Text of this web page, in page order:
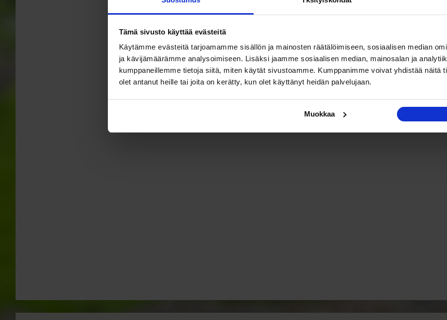
Tämä sivusto käyttää evästeitä
Käytämme evästeitä tarjoamamme sisällön ja mainosten räätälöimiseen, sosiaalisen median
ja kävijämäärämme analysoimiseen. Lisäksi jaamme sosiaalisen median, mainosalan ja
kumppaneillemme tietoja siitä, miten käytät sivustoamme. Kumppanimme voivat yhdistää näitä
olet antanut heille tai joita on kerätty, kun olet käyttänyt heidän palvelujaan.
Muokkaa